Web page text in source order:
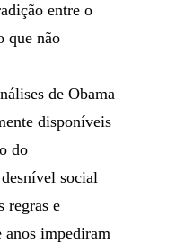
entre o
que não
de Obama
disponíveis
do
social
regras e
anos impediram